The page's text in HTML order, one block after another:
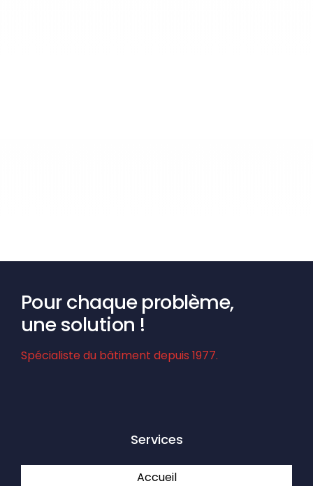
Pour chaque problème,
une solution !
Spécialiste du bâtiment depuis 1977.
Services
Accueil